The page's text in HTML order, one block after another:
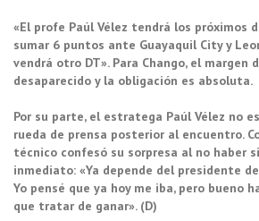
«El profe Paúl Vélez tendrá los próximos
sumar 6 puntos ante Guayaquil City y
vendrá otro DT». Para Chango, el margen
desaparecido y la obligación es absoluta.
Por su parte, el estratega Paúl Vélez no
rueda de prensa posterior al encuentro.
técnico confesó su sorpresa al no haber
inmediato: «Ya depende del presidente
Yo pensé que ya hoy me iba, pero bueno
que tratar de ganar». (D)